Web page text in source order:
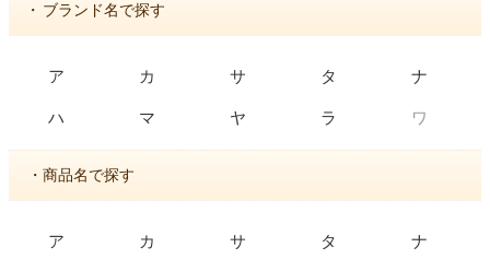
・ ブランド名で探す
ア カ サ タ ナ
ハ マ ヤ ラ ワ
・商品名で探す
ア カ サ タ ナ